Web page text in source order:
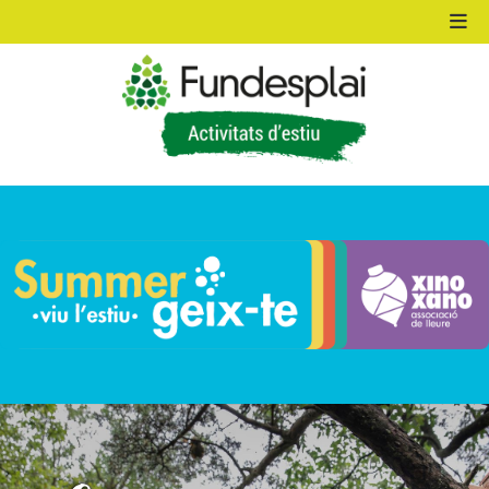
ACTIVITATS D'ESTIU
ALBERG CENTRE ESPLAI
FORMACIÓ